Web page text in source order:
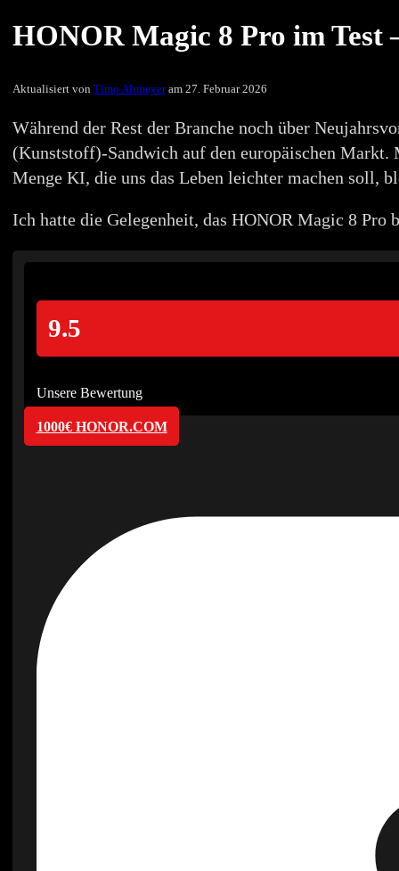
HONOR Magic 8 Pro im Test
Aktualisiert von Timo Altmeyeram 27. Februar 2026
Während der Rest der Branche noch über
(Kunststoff)-Sandwich auf den europäischen
Menge KI, die uns das Leben leichter machen soll,
Ich hatte die Gelegenheit, das HONOR Magic 8
9.5
Unsere Bewertung
1000€ HONOR.COM